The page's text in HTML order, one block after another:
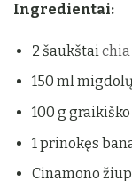
Ingredientai:
2 šaukštaichia
150 ml
100 g
1 prinokęs
Cinamono